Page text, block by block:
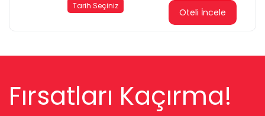
Tarih Seçiniz
Oteli İncele
Fırsatları Kaçırma!